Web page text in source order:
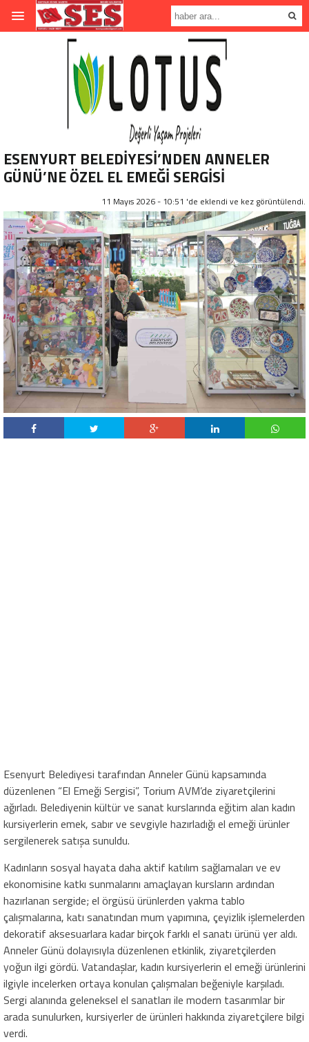
ESENYURT BELEDİYESİ’NDEN ANNELER
GÜNÜ’NE ÖZEL EL EMEĞİ SERGİSİ
11 Mayıs 2026 - 10:51 'de eklendi ve kez görüntülendi.
Esenyurt Belediyesi tarafından Anneler Günü kapsamında
düzenlenen “El Emeği Sergisi”, Torium AVM’de ziyaretçilerini
ağırladı. Belediyenin kültür ve sanat kurslarında eğitim alan kadın
kursiyerlerin emek, sabır ve sevgiyle hazırladığı el emeği ürünler
sergilenerek satışa sunuldu.
Kadınların sosyal hayata daha aktif katılım sağlamaları ve ev
ekonomisine katkı sunmalarını amaçlayan kursların ardından
hazırlanan sergide; el örgüsü ürünlerden yakma tablo
çalışmalarına, katı sanatından mum yapımına, çeyizlik işlemelerden
dekoratif aksesuarlara kadar birçok farklı el sanatı ürünü yer aldı.
Anneler Günü dolayısıyla düzenlenen etkinlik, ziyaretçilerden
yoğun ilgi gördü. Vatandaşlar, kadın kursiyerlerin el emeği ürünlerini
ilgiyle incelerken ortaya konulan çalışmaları beğeniyle karşıladı.
Sergi alanında geleneksel el sanatları ile modern tasarımlar bir
arada sunulurken, kursiyerler de ürünleri hakkında ziyaretçilere bilgi
verdi.